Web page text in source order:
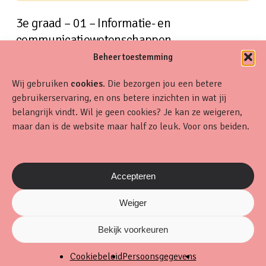
Beheer toestemming
Wij gebruiken cookies. Die bezorgen jou een betere
gebruikerservaring, en ons betere inzichten in wat jij
belangrijk vindt. Wil je geen cookies? Je kan ze weigeren,
maar dan is de website maar half zo leuk. Voor ons beiden.
Accepteren
Weiger
Bekijk voorkeuren
CookiebeleidPersoonsgegevens
3e graad – 01 – Informatie- en
communicatiewetenschappen
2de graad – 01 – Technologische
wetenschappen